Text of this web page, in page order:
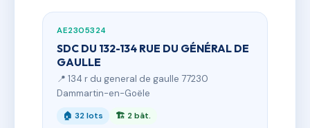
AE2305324
SDC DU 132-134 RUE DU GÉNÉRAL DE
GAULLE
📍 134 r du general de gaulle 77230
Dammartin-en-Goële
🏠 32 lots 🏗 2 bât.